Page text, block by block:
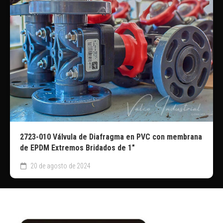
2723-010 Válvula de Diafragma en PVC con membrana
de EPDM Extremos Bridados de 1″
20 de agosto de 2024